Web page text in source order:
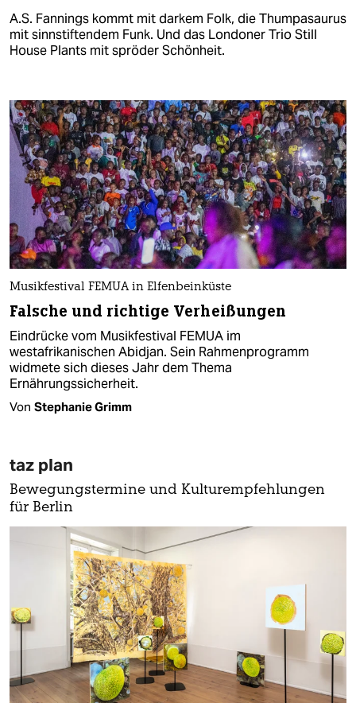
A.S. Fannings kommt mit darkem Folk, die Thumpasaurus
mit sinnstiftendem Funk. Und das Londoner Trio Still
House Plants mit spröder Schönheit.
Musikfestival FEMUA in Elfenbeinküste
Falsche und richtige Verheißungen
Eindrücke vom Musikfestival FEMUA im
westafrikanischen Abidjan. Sein Rahmenprogramm
widmete sich dieses Jahr dem Thema
Ernährungssicherheit.
Von Stephanie Grimm
taz plan
Bewegungstermine und Kulturempfehlungen
für Berlin